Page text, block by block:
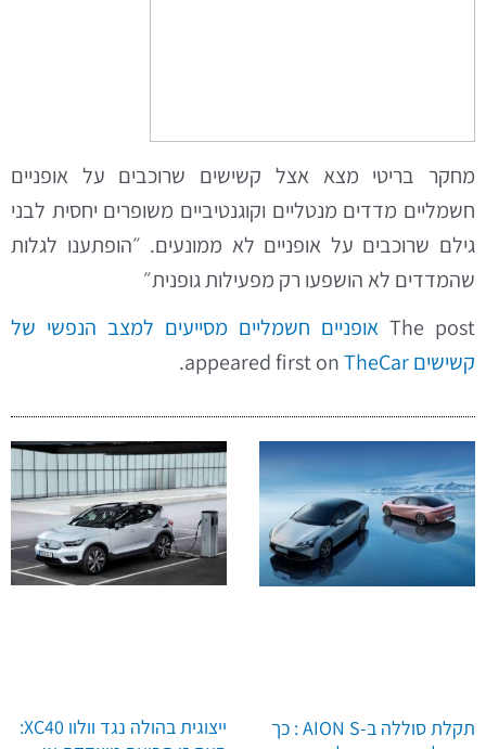
מחקר בריטי מצא אצל קשישים שרוכבים על אופניים
חשמליים מדדים מנטליים וקוגנטיביים משופרים יחסית לבני
גילם שרוכבים על אופניים לא ממונעים. ״הופתענו לגלות
שהמדדים לא הושפעו רק מפעילות גופנית״
The post אופניים חשמליים מסייעים למצב הנפשי של
קשישיםTheCar
.
תקלת סוללה ב-AION S : כך
ייצוגית בהולה נגד וולוו XC40: